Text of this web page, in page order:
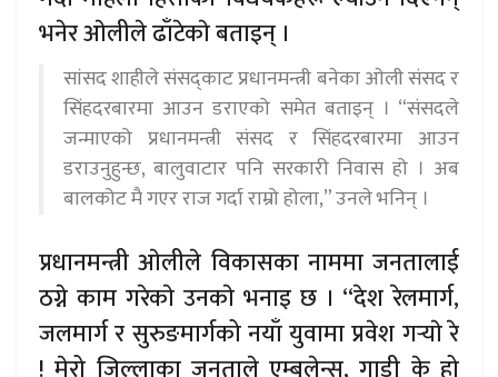
भनेर अ‍ाेलीले ढाँटेकाे बताइन् ।
सांसद शाहीले संसद्काट प्रधानमन्त्री बनेका अ‍ाेली संसद र
सिंहदरबारमा आउन डराएको समेत बताइन् । “संसदले
जन्माएको प्रधानमन्त्री संसद र सिंहदरबारमा आउन
डराउनुहुन्छ, बालुवाटार पनि सरकारी निवास हो । अब
बालकोट मै गएर राज गर्दा राम्रो होला,” उनले भनिन् ।
प्रधानमन्त्री अ‍ाेलीले विकासका नाममा जनतालाई
ठग्ने काम गरेकाे उनकाे भनाइ छ । “देश रेलमार्ग,
जलमार्ग र सुरुङमार्गको नयाँ युवामा प्रवेश गर्‍याे रे